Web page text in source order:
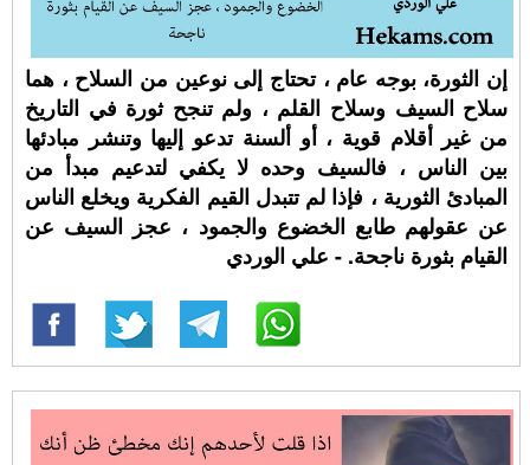
إن الثورة، بوجه عام ، تحتاج إلى نوعين من السلاح ، هما
سلاح السيف وسلاح القلم ، ولم تنجح ثورة في التاريخ
من غير أقلام قوية ، أو ألسنة تدعو إليها وتنشر مبادئها
بين الناس ، فالسيف وحده لا يكفي لتدعيم مبدأ من
المبادئ الثورية ، فإذا لم تتبدل القيم الفكرية ويخلع الناس
عن عقولهم طابع الخضوع والجمود ، عجز السيف عن
القيام بثورة ناجحة. - علي الوردي